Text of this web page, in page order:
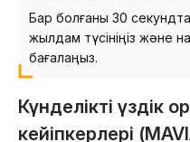
Бар болғаны 30
жылдам түсініңіз және
бағалаңыз.
Күнделікті
кейіпкерлері